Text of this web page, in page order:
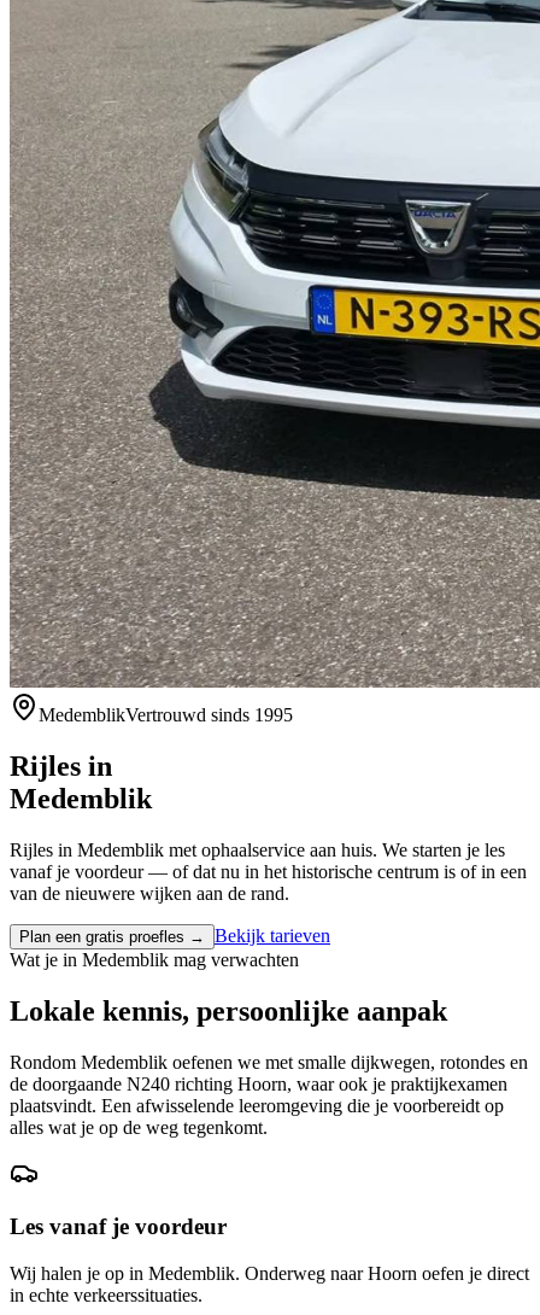
MedemblikVertrouwd sinds 1995
Rijles in
Medemblik
Rijles in Medemblik met ophaalservice aan huis. We starten je les
vanaf je voordeur — of dat nu in het historische centrum is of in een
van de nieuwere wijken aan de rand.
Plan een gratis proefles →
Bekijk tarieven
Wat je in Medemblik mag verwachten
Lokale kennis, persoonlijke aanpak
Rondom Medemblik oefenen we met smalle dijkwegen, rotondes en
de doorgaande N240 richting Hoorn, waar ook je praktijkexamen
plaatsvindt. Een afwisselende leeromgeving die je voorbereidt op
alles wat je op de weg tegenkomt.
Les vanaf je voordeur
Wij halen je op in Medemblik. Onderweg naar Hoorn oefen je direct
in echte verkeerssituaties.